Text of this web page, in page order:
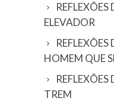
ELEVADOR
HOMEM QUE
TREM